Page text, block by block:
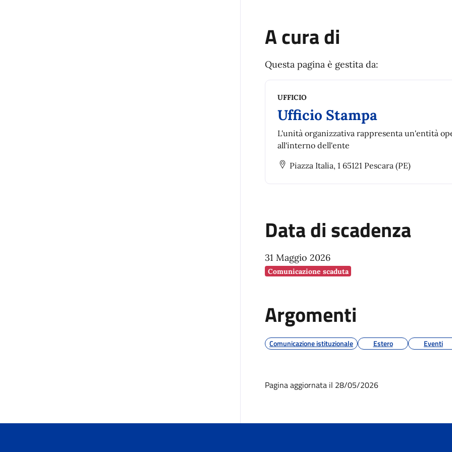
A cura di
Questa pagina è gestita da:
UFFICIO
Ufficio Stampa
L'unità organizzativa rappresenta un'entità
all'interno dell'ente
Piazza Italia, 1 65121 Pescara (PE)
Data di scadenza
31 Maggio 2026
Comunicazione scaduta
Argomenti
Comunicazione istituzionale Estero Eventi
Pagina aggiornata il 28/05/2026